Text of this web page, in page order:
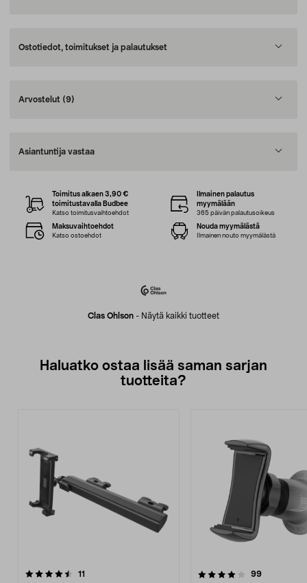
Ostotiedot, toimitukset ja palautukset
Arvostelut (9)
Asiantuntija vastaa
Clas Ohlson - Näytä kaikki tuotteet
Toimitus alkaen 3,90 €
toimitustavalla Budbee
Katso toimitusvaihtoehdot
Ilmainen palautus
myymälään
365 päivän palautusoikeus
Maksuvaihtoehdot
Katso ostoehdot
Nouda myymälästä
Ilmainen nouto myymälästä
Haluatko ostaa lisää saman sarjan
tuotteita?
11
4.0viidestä
99arvostelut
4.5viidestä